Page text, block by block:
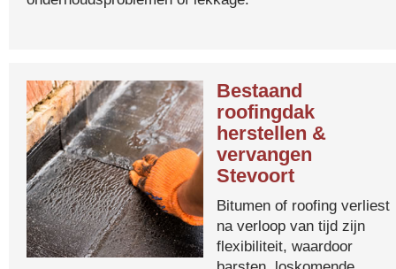
Bestaand
roofingdak
herstellen &
vervangen
Stevoort
Bitumen of roofing verliest
na verloop van tijd zijn
flexibiliteit, waardoor